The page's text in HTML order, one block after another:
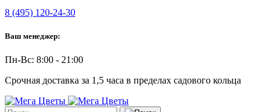
8 (495) 120-24-30
Ваш менеджер:
Пн-Вс: 8:00 - 21:00
Срочная доставка за 1,5 часа в пределах садового кольца